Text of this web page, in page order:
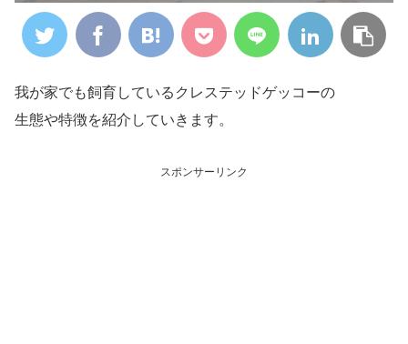
我が家でも飼育しているクレステッドゲッコーの
生態や特徴を紹介していきます。
スポンサーリンク